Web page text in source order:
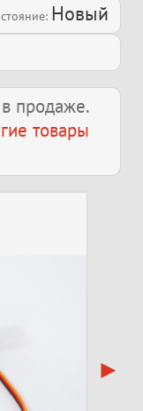
Новый
продаже.
товары